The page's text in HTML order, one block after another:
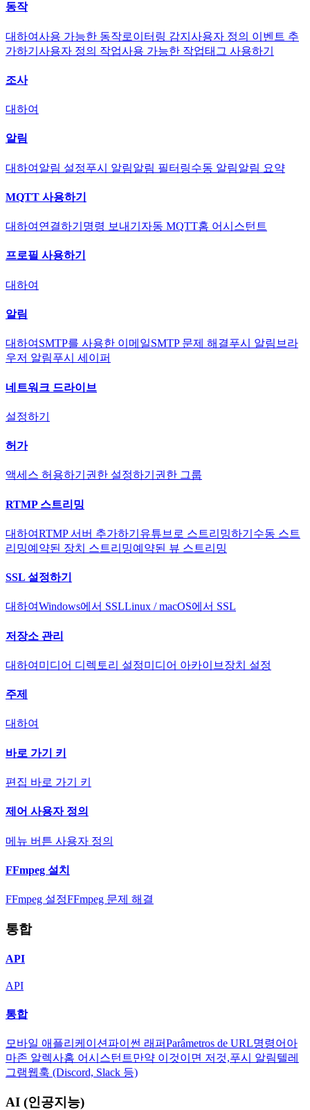
동작
대하여사용 가능한 동작로이터링 감지 사용자 정의 이벤트 추
가하기 사용자 정의 작업사용 가능한 작업태그 사용하기
조사
대하여
알림
대하여 알림 설정푸시 알림알림 필터링수동 알림알림 요약
MQTT 사용하기
대하여 연결하기 명령 보내기 자동 MQTT홈 어시스턴트
프로필 사용하기
대하여
알림
대하여 SMTP를 사용한 이메일SMTP 문제 해결푸시 알림 브라
우저 알림푸시 세이퍼
네트워크 드라이브
설정하기
허가
액세스 허용하기 권한 설정하기 권한 그룹
RTMP 스트리밍
대하여RTMP 서버 추가하기 유튜브로 스트리밍하기 수동 스트
리밍예약된 장치 스트리밍예약된 뷰 스트리밍
SSL 설정하기
대하여Windows에서 SSLLinux / macOS에서 SSL
저장소 관리
대하여 미디어 디렉토리 설정미디어 아카이브 장치 설정
주제
대하여
바로 가기 키
편집 바로 가기 키
제어 사용자 정의
메뉴 버튼 사용자 정의
FFmpeg 설치
FFmpeg 설정FFmpeg 문제 해결
통합
API
API
통합
모바일 애플리케이션 파이썬 래퍼Parâmetros de URL명령어 아
마존 알렉사홈 어시스턴트만약 이것이면 저것,푸시 알림텔레
그램웹훅 (Discord, Slack 등)
AI (인공지능)